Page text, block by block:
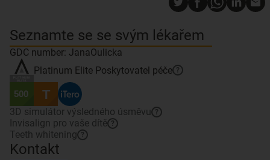
Seznamte se se svým lékařem
GDC number: JanaOulicka
Platinum Elite Poskytovatel péče ?
3D simulátor výsledného úsměvu ?
Invisalign pro vaše dítě ?
Teeth whitening ?
Kontakt